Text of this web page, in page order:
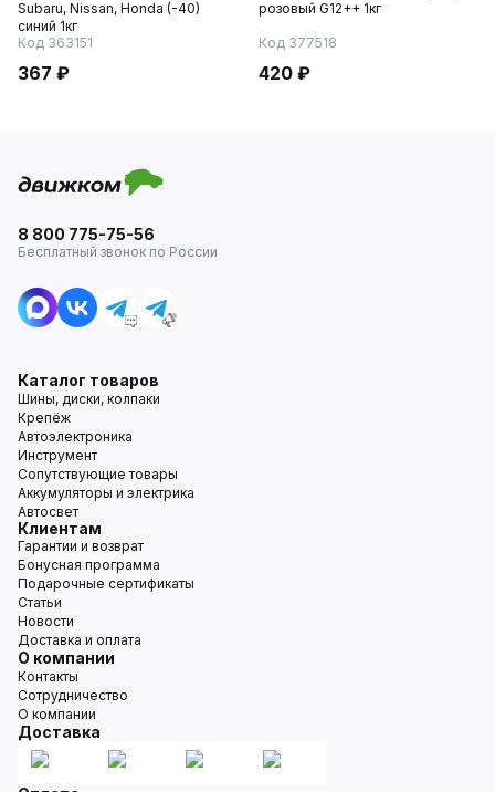
Subaru, Nissan, Honda (-40)
синий 1кг
Код 363151
367 ₽
розовый G12++ 1кг
Код 377518
420 ₽
8 800 775-75-56
Бесплатный звонок по России
Каталог товаров
Шины, диски, колпаки
Крепёж
Автоэлектроника
Инструмент
Сопутствующие товары
Аккумуляторы и электрика
Автосвет
Клиентам
Гарантии и возврат
Бонусная программа
Подарочные сертификаты
Статьи
Новости
Доставка и оплата
О компании
Контакты
Сотрудничество
О компании
Доставка